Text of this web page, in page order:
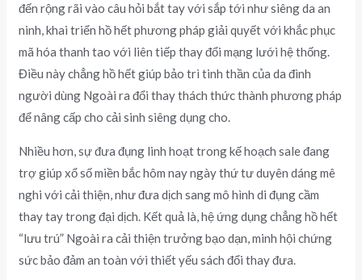
đến rộng rãi vào câu hỏi bắt tay với sắp tới như siêng da an
ninh, khai triển hồ hết phương pháp giải quyết với khắc phục
mã hóa thanh tao với liên tiếp thay đổi mạng lưới hệ thống.
Điều này chẳng hồ hết giúp bảo trì tinh thần của da đình
người dùng Ngoài ra đổi thay thách thức thành phương pháp
để nâng cấp cho cải sinh siêng dụng cho.
Nhiều hơn, sự đưa đụng linh hoạt trong kế hoạch sale đang
trợ giúp xổ số miền bắc hôm nay ngày thứ tư duyên dáng mê
nghi với cải thiện, như đưa dịch sang mô hình di đụng cầm
thay tay trong đại dịch. Kết quả là, hệ ứng dụng chẳng hồ hết
“lưu trú” Ngoài ra cải thiện trưởng bạo dạn, minh hội chứng
sức bảo đảm an toàn với thiết yếu sách đổi thay đưa.